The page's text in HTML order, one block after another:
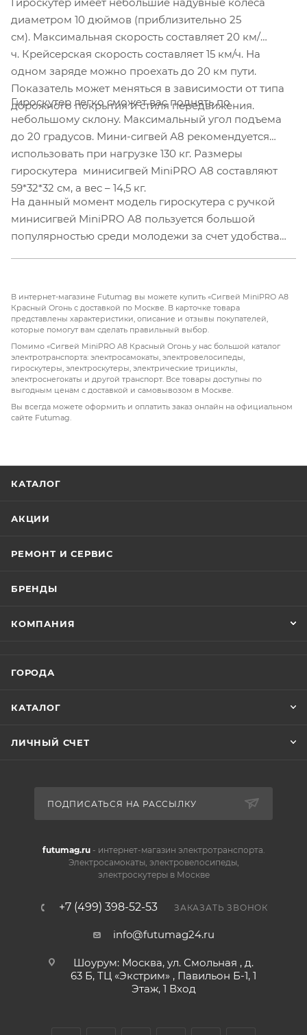
диаметром 10 дюймов (приблизительно 25
см). Максимальная скорость составляет 20 км/
ч. Крейсерская скорость составляет 15 км/ч. На
одном заряде можно проехать до 20 км пути.
Показатель может меняться в зависимости от типа
дорожного покрытия и стиля передвижения.
Гироскутер легко сможет вас поднять по
небольшому склону. Максимальный угол подъема
до 20 градусов. Мини-сигвей А8 рекомендуется
использовать при нагрузке 130 кг. Размеры
гироскутера минисигвей MiniPRO A8 составляют
59*32*32 см, а вес – 14,5 кг.
На данный момент модель гироскутера с ручкой
минисигвей MiniPRO A8 пользуется большой
популярностью среди молодежи за счет удобства
В интернет-магазине Futumag вы можете купить «Сигвей MiniPRO А8
Красный Огонь с доставкой по Москве. В карточке товара
представлены характеристики, описание и отзывы покупателей,
которые помогут вам сделать правильный выбор.
Помимо «Сигвей MiniPRO А8 Красный Огонь у нас большой каталог
электротранспорта: электросамокаты, электровелосипеды,
гироскутеры, электроскутеры, электрические трициклы,
электроснегокаты и другой транспорт. Все товары доступны по
выгодным ценам с доставкой и самовывозом в Москве.
Вы всегда можете оформить и оплатить заказ онлайн на официальном
сайте Futumag.
КАТАЛОГ
АКЦИИ
РЕМОНТ И СЕРВИС
БРЕНДЫ
КОМПАНИЯ
ГОРОДА
КАТАЛОГ
ЛИЧНЫЙ СЧЕТ
ПОДПИСАТЬСЯ НА РАССЫЛКУ
futumag.ru- интернет-магазин электротранспорта.
Электросамокаты, электровелосипеды,
электроскутеры в Москве
+7 (499) 398-52-53 ЗАКАЗАТЬ ЗВОНОК
info@futumag24.ru
Шоурум: Москва, ул. Смольная , д.
63 Б, ТЦ «Экстрим» , Павильон Б-1, 1
Этаж, 1 Вход